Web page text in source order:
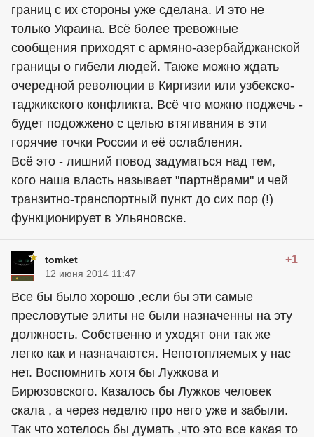
границ с их стороны уже сделана. И это не
только Украина. Всё более тревожные
сообщения приходят с армяно-азербайджанской
границы о гибели людей. Также можно ждать
очередной революции в Киргизии или узбекско-
таджикского конфликта. Всё что можно поджечь -
будет подожжено с целью втягивания в эти
горячие точки России и её ослабления.
Всё это - лишний повод задуматься над тем,
кого наша власть называет "партнёрами" и чей
транзитно-транспортный пункт до сих пор (!)
функционирует в Ульяновске.
tomket +1
12 июня 2014 11:47
Все бы было хорошо ,если бы эти самые
пресловутые элиты не были назначенны на эту
должность. Собственно и уходят они так же
легко как и назначаются. Непотопляемых у нас
нет. Воспомнить хотя бы Лужкова и
Бирюзовского. Казалось бы Лужков человек
скала , а через неделю про него уже и забыли.
Так что хотелось бы думать ,что это все какая то